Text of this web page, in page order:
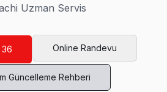
Mahalle Hitachi TV
Servis
Hitachi TV teknisyeniniz ortalama 90
Uzman Servis
36 Online Randevu
Güncelleme Rehberi